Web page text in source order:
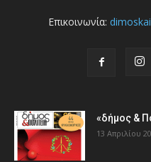
Επικοινωνία:
«δήμος &
13 Απριλίου